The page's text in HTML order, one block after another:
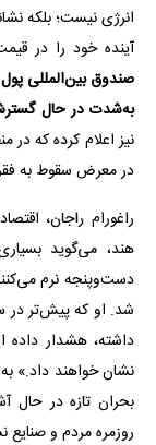
انرژی نیست؛ بلکه
آینده خود را در
صندوق بین‌المللی
به‌شدت در حال
نیز اعلام کرده که در
در معرض سقوط به فقر
راغورام راجان،
هند، می‌گوید
دست‌وپنجه نرم
شد. او که پیش‌تر در
داشته، هشدار داده
نشان خواهند داد.»
بحران تازه در حال
روزمره مردم و